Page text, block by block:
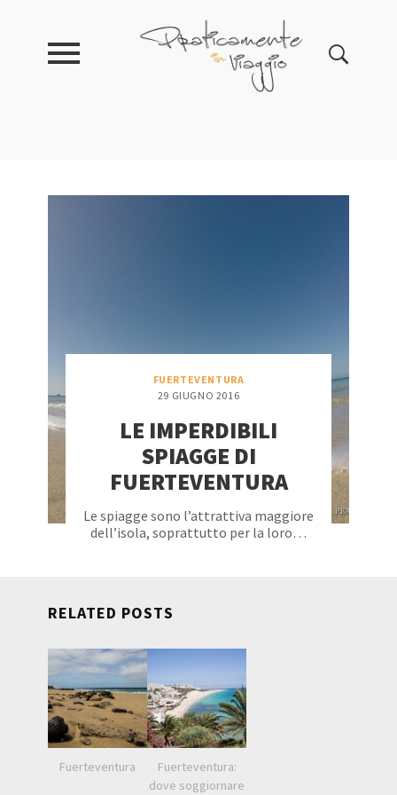
FUERTEVENTURA
29 GIUGNO 2016
LE IMPERDIBILI
SPIAGGE DI
FUERTEVENTURA
Le spiagge sono l’attrattiva maggiore
dell’isola, soprattutto per la loro…
RELATED POSTS
Fuerteventura
Fuerteventura:
dove soggiornare